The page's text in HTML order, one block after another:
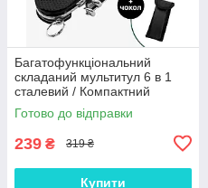
Багатофункціональний
складаний мультитул 6 в 1
сталевий / Компактний
туристичний набір столових
приборів 120 г для кемпінгу
Готово до відправки
239 ₴ 319 ₴
Купити